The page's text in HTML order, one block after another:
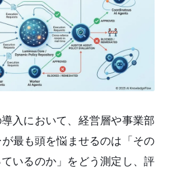
入において、経営層や事業部
最も頭を悩ませるのは「その
いるのか」をどう測定し、評